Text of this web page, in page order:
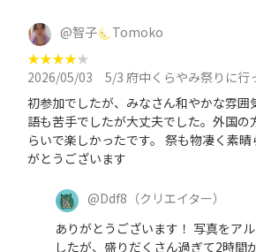
@智子🌜Tomoko
★★★★★
2026/05/03
5/3 府中くらやみ祭りに行ってみよう【国際交流
初参加でしたが、みなさん和やかな雰囲
語も苦手でしたが大丈夫でした。外国の
らいで楽しかったです。 祭も物凄く素
がとうございます
@Ddf8 （クリエイター）
ありがとうございます！ 写真をア
したが、盛りだくさん過ぎて2時間